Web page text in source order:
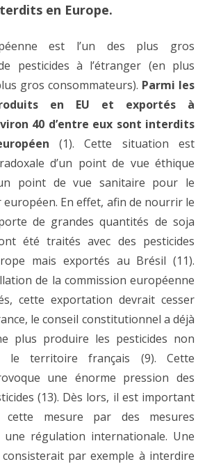
en Europe.
est l’un des plus gros
pesticides à l’étranger (en plus
gros consommateurs). Parmi les
en EU et exportés à
40 d’entre eux sont interdits
(1). Cette situation est
d’un point de vue éthique
point de vue sanitaire pour le
En effet, afin de nourrir le
de grandes quantités de soja
été traités avec des pesticides
mais exportés au Brésil (11).
de la commission européenne
cette exportation devrait cesser
le conseil constitutionnel a déjà
plus produire les pesticides non
le territoire français (9). Cette
une énorme pression des
(13). Dès lors, il est important
cette mesure par des mesures
régulation internationale. Une
par exemple à interdire